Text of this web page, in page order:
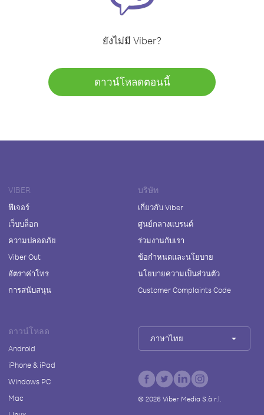
ยังไม่มี Viber?
ดาวน์โหลดตอนนี้
VIBER
ฟีเจอร์
เว็บบล็อก
ความปลอดภัย
Viber Out
อัตราค่าโทร
การสนับสนุน
บริษัท
เกี่ยวกับ Viber
ศูนย์กลางแบรนด์
ร่วมงานกับเรา
ข้อกำหนดและนโยบาย
นโยบายความเป็นส่วนตัว
Customer Complaints Code
ดาวน์โหลด
Android
iPhone & iPad
Windows PC
Mac
ภาษาไทย
© 2026Viber Media S.à r.l.